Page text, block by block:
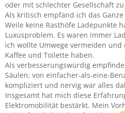
oder mit schlechter Gesellschaft
Als kritisch empfand ich das
Weile keine Rasthöfe Ladepunkte
Luxusproblem. Es waren immer
ich wollte Umwege vermeiden
Kaffee und Toilette haben.
Als verbesserungswürdig
Säulen; von einfacher-als-eine-
kompliziert und nervig war alles
Insgesamt hat mich diese
Elektromobilität bestärkt. Mein